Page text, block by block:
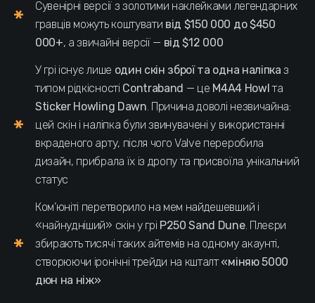
Сувенірні версії з золотими наклейками легендарних
гравців можуть коштувати від $150 000 до $450
000+, а звичайні версії — від $12 000
У грі існує лише один скін зброї та одна наліпка з
типом рідкісності Contraband — це M4A4 Howl та
Sticker Howling Dawn. Причина доволі незвичайна:
цей скін і наліпка були звинувачені у використанні
вкраденого арту, після чого Valve переробила
дизайн, прибрала їх із дропу та присвоїла унікальний
статус
Ком’юніті перетворило на мем найдешевший і
«найнудніший» скін у грі P250 Sand Dune. Плеєри
збирають тисячі таких айтемів на одному акаунті,
створюючи іронічні трейди на кшталт«міняю 5000
дюн на ніж»